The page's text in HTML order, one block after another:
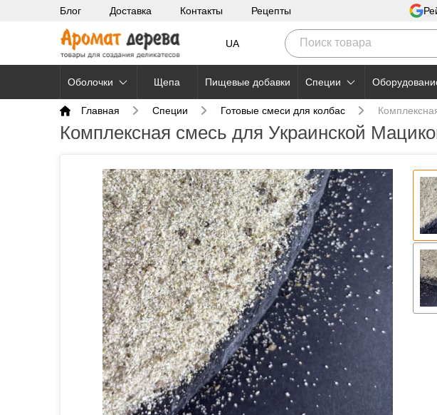
Блог Доставка Контакты Рецепты
UA
Оболочки Щепа Пищевые добавки Специи
Главная Специи Готовые смеси для колбас
Комплексная смесь для Украинской